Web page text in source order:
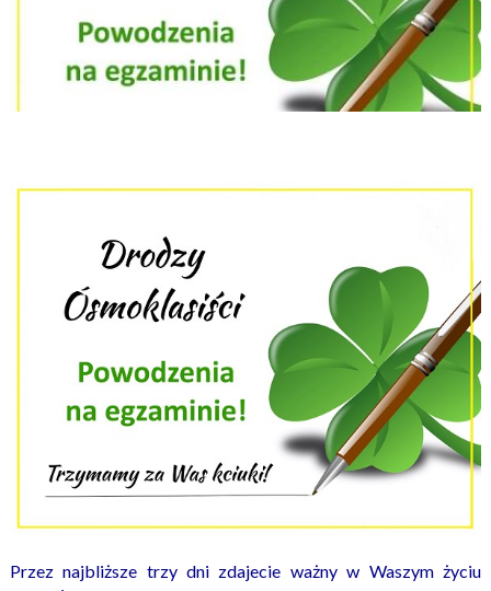
Przez najbliższe trzy dni zdajecie ważny w Waszym życiu